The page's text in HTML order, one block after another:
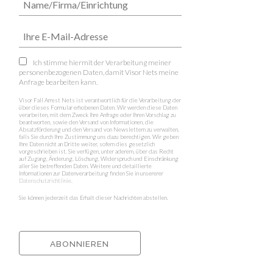
Ich stimme hiermit der Verarbeitung meiner
personenbezogenen Daten, damit Visor Nets meine
Anfrage bearbeiten kann.
Visor Fall Arrest Nets ist verantwortlich für die Verarbeitung der
über dieses Formular erhobenen Daten. Wir werden diese Daten
verarbeiten, mit dem Zweck Ihre Anfrage oder Ihren Vorschlag zu
beantworten, sowie den Versand von Informationen, die
Absatzförderung und den Versand von Newslettern zu verwalten,
falls Sie durch Ihre Zustimmung uns dazu berechtigen. Wir geben
Ihre Daten nicht an Dritte weiter, sofern dies gesetzlich
vorgeschrieben ist. Sie verfügen, unter aderem, über das Recht
auf Zugang, Änderung, Löschung, Widerspruch und Einschränkung
aller Sie betreffenden Daten. Weitere und detaillierte
Informationen zur Datenverarbeitung finden Sie in unsererer
Datenschutzrichtlinie
Sie können jederzeit das Erhalt dieser Nachrichten abstellen.